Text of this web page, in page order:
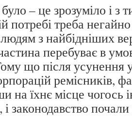
– це зрозуміло і з
потребі треба
з найбідніших
перебуває в
що після усунення
ремісників,
на їхнє місце чогось
і законодавство